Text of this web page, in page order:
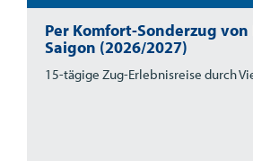
Per Komfort-Sonderzug von
Saigon (2026/2027)
15-tägige Zug-Erlebnisreise durch